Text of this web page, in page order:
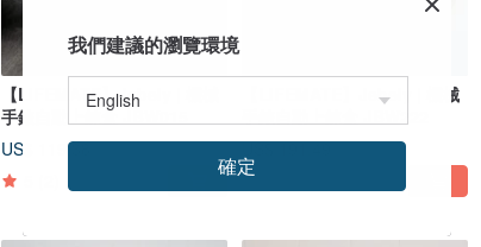
【LIFEMATE】Jebely | 機械
手錶自動上鍊盒 JBW015
US$ 119.38
【LIFEMATE】Jebely | 機械
US$ 191.49
我們建議的瀏覽環境
確定